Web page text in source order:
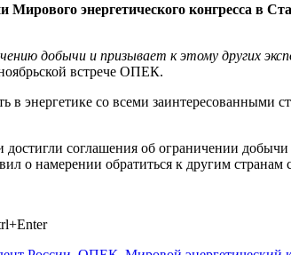
энергетического конгресса в
добычи и призывает к этому других
встрече ОПЕК.
в энергетике со всеми
соглашения об ограничении
о намерении обратиться к другим